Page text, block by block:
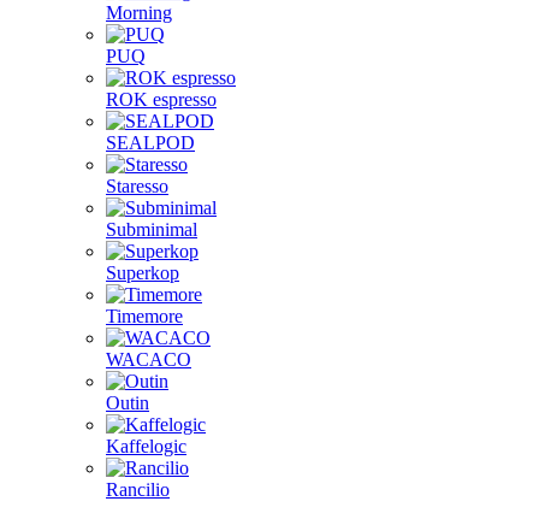
Morning
PUQ
ROK espresso
SEALPOD
Staresso
Subminimal
Superkop
Timemore
WACACO
Outin
Kaffelogic
Rancilio